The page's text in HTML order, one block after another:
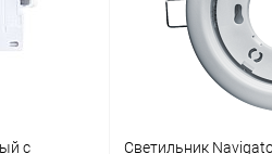
с
Светильник